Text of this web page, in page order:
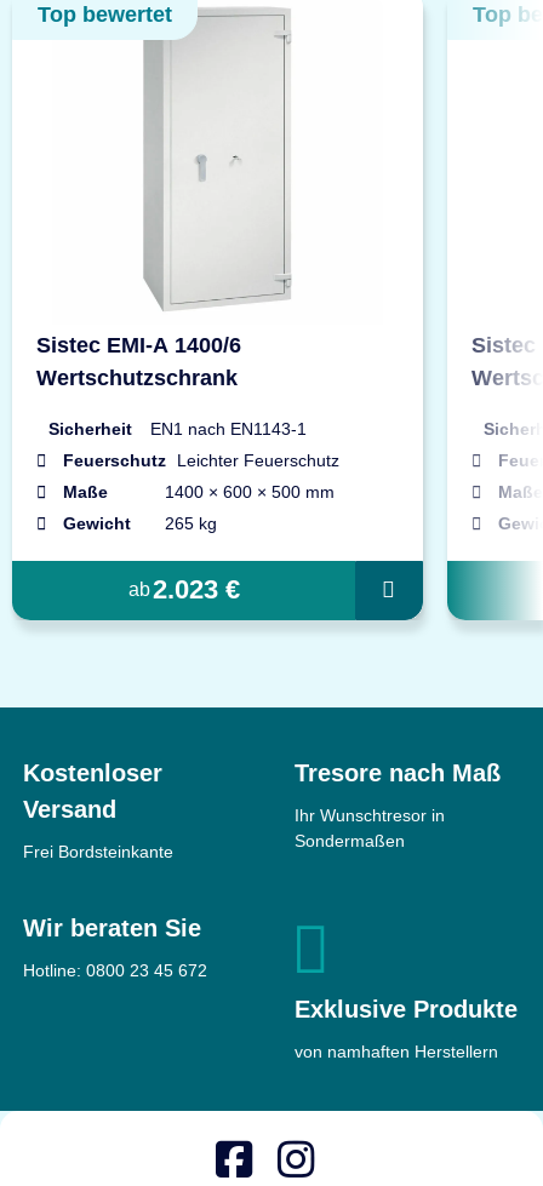
Top bewertet
Sistec EMI-A 1400/6
Wertschutzschrank
Sicherheit
EN1 nach EN1143-1
Feuerschutz
Leichter Feuerschutz
Maße
1400 × 600 × 500 mm
Gewicht
265 kg
ab2.023 €
Top
Sistec
Maße
Kostenloser
Versand
Frei Bordsteinkante
Tresore nach Maß
Ihr Wunschtresor in
Sondermaßen
Wir beraten Sie
Hotline: 0800 23 45 672
Exklusive Produkte
von namhaften Herstellern